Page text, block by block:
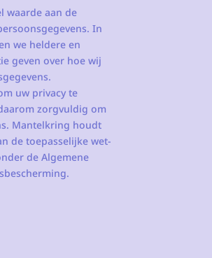
waarde aan de
In
we heldere en
geven over hoe wij
uw privacy te
zorgvuldig om
Mantelkring houdt
de toepasselijke wet-
de Algemene